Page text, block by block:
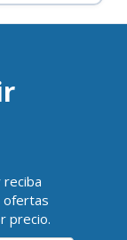
ofertas
precio.